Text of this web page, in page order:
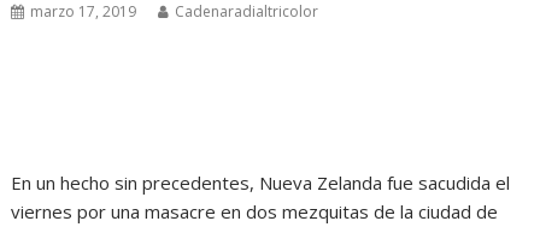
marzo 17, 2019 Cadenaradialtricolor
En un hecho sin precedentes, Nueva Zelanda fue sacudida el
viernes por una masacre en dos mezquitas de la ciudad de